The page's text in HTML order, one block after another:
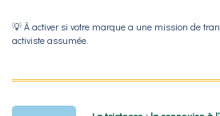
💡 À activer si votre marque a une mission de
activiste assumée.